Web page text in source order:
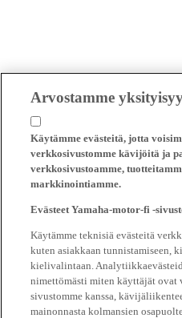
Arvostamme
Käytämme evästeitä, jotta
verkkosivustomme kävijöitä ja
verkkosivustoamme,
markkinointiamme.
Evästeet Yamaha-motor-fi -
Käytämme teknisiä evästeitä
kuten asiakkaan tunnistamiseen,
kielivalintaan.
nimettömästi miten käyttäjät ovat
sivustomme kanssa,
mainonnasta kolmansien